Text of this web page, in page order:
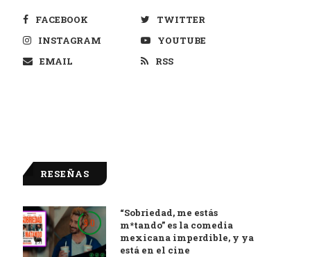
FACEBOOK
TWITTER
INSTAGRAM
YOUTUBE
EMAIL
RSS
RESEÑAS
9.0
“Sobriedad, me estás
m*tando” es la comedia
mexicana imperdible, y ya
está en el cine